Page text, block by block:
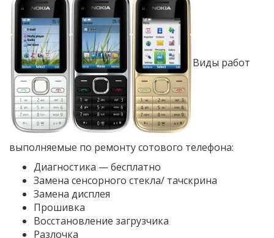
Виды работ
выполняемые по ремонту сотового телефона:
Диагностика — бесплатно
Замена сенсорного стекла/ тачскрина
Замена дисплея
Прошивка
Восстановление загрузчика
Разлочка